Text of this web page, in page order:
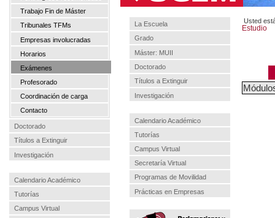
Trabajo Fin de Máster
Tribunales TFMs
Empresas involucradas
Horarios
Exámenes
Profesorado
Coordinación de carga
Contacto
Doctorado
Títulos a Extinguir
Investigación
Calendario Académico
Tutorías
Campus Virtual
La Escuela
Grado
Máster: MUII
Doctorado
Títulos a Extinguir
Investigación
Calendario Académico
Tutorías
Campus Virtual
Secretaría Virtual
Programas de Movilidad
Prácticas en Empresas
Usted
Estudio